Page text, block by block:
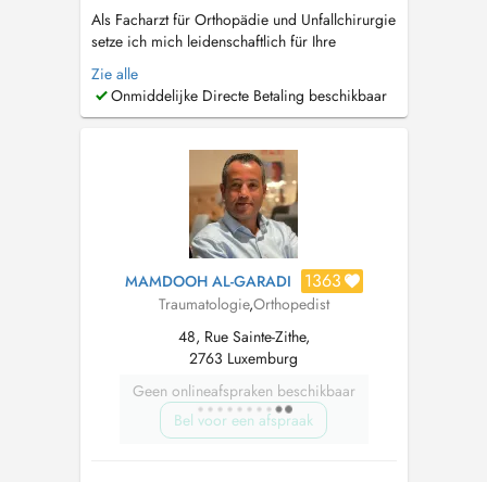
Als Facharzt für Orthopädie und Unfallchirurgie
setze ich mich leidenschaftlich für Ihre
Gesundheit und Ihr Wohlbefinden ein. Mein
Leistungsspektrum umfasst die konservative,
das heißt nicht-operative Behandlung von
Bewegungsapparats. Seien diese durch akute
Zie alle
Onmiddelijke Directe Betaling beschikbaar
MAMDOOH AL-GARADI 1363
Traumatologie,Orthopedist
48, Rue Sainte-Zithe,
2763 Luxemburg
Geen onlineafspraken beschikbaar
Bel voor een afspraak